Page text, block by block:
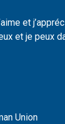
et
et je peux
Union